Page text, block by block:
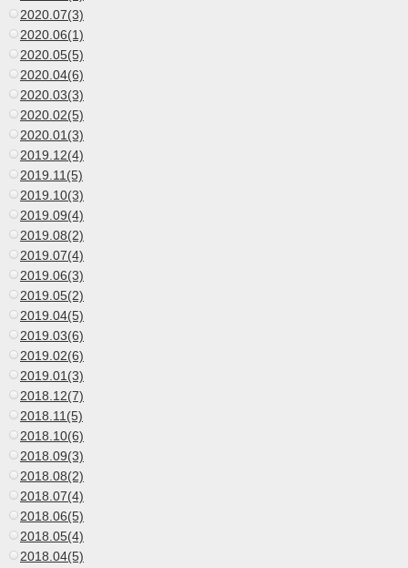
2020.07(3)
2020.06(1)
2020.05(5)
2020.04(6)
2020.03(3)
2020.02(5)
2020.01(3)
2019.12(4)
2019.11(5)
2019.10(3)
2019.09(4)
2019.08(2)
2019.07(4)
2019.06(3)
2019.05(2)
2019.04(5)
2019.03(6)
2019.02(6)
2019.01(3)
2018.12(7)
2018.11(5)
2018.10(6)
2018.09(3)
2018.08(2)
2018.07(4)
2018.06(5)
2018.05(4)
2018.04(5)